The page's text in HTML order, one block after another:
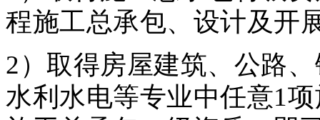
程施工总承包、设计及开
2）取得房屋建筑、公路
水利水电等专业中任意1